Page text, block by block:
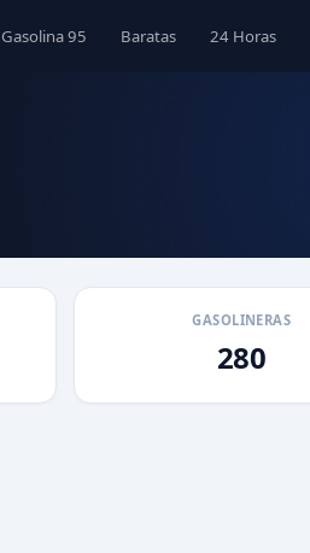
Gasolina 95 Baratas 24 Horas
GASOLINERAS
280